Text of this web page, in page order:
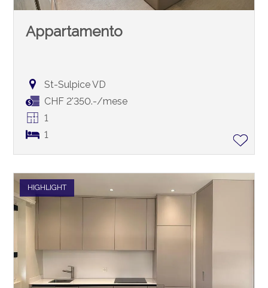
Appartamento
St-Sulpice VD
CHF 2'350.-/mese
1
1
HIGHLIGHT